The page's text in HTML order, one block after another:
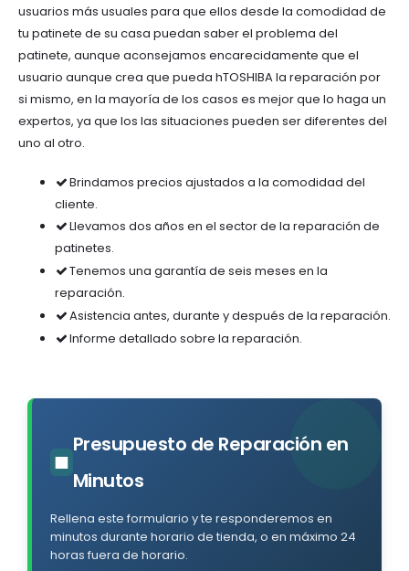
usuarios más usuales para que ellos desde la comodidad de
tu patinete de su casa puedan saber el problema del
patinete, aunque aconsejamos encarecidamente que el
usuario aunque crea que pueda hTOSHIBA la reparación por
si mismo, en la mayoría de los casos es mejor que lo haga un
expertos, ya que los las situaciones pueden ser diferentes del
uno al otro.
Brindamos precios ajustados a la comodidad del
cliente.
Llevamos dos años en el sector de la reparación de
patinetes.
Tenemos una garantía de seis meses en la
reparación.
Asistencia antes, durante y después de la reparación.
Informe detallado sobre la reparación.
■ Presupuesto de Reparación en
Minutos
Rellena este formulario y te responderemos en
minutos durante horario de tienda, o en máximo 24
horas fuera de horario.